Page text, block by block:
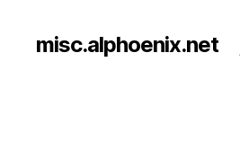
misc.alphoenix.net